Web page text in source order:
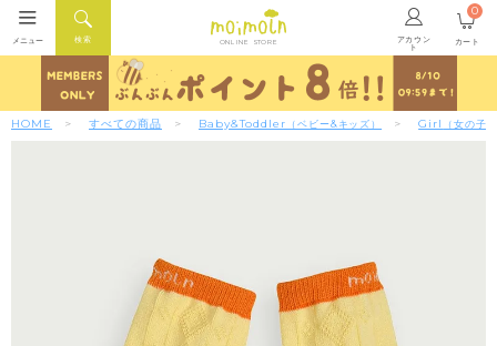
ONLINE STORE アカウン
ト
検索
メニュー カート
0
HOME すべての商品 Baby&Toddler （ベビー&キッズ） Girl （女の子）